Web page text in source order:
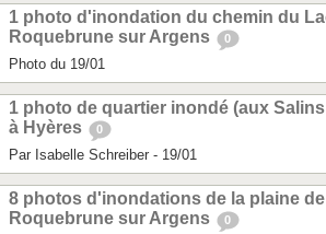
1 photo d'inondation du chemin du
Roquebrune sur Argens
0
Photo du 19/01
1 photo de quartier inondé (aux
à Hyères
0
Par Isabelle Schreiber - 19/01
8 photos d'inondations de la plaine de
Roquebrune sur Argens
0